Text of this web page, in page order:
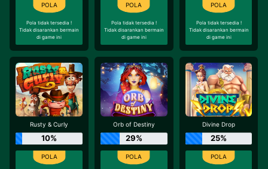
Pola tidak tersedia !
Tidak disarankan bermain
di game ini
Pola tidak tersedia !
Tidak disarankan bermain
di game ini
Pola tidak tersedia !
Tidak disarankan bermain
di game ini
Rusty & Curly
10%
Orb of Destiny
29%
Divine Drop
25%